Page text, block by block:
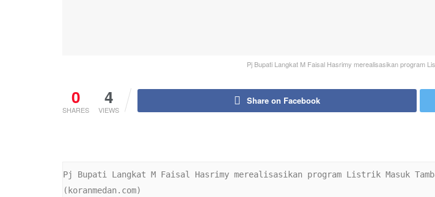
Pj Bupati Langkat M Faisal Hasrimy merealisasikan program
0
SHARES
4
VIEWS
Share on Facebook
Pj Bupati Langkat M Faisal Hasrimy merealisasikan program Listrik Masuk
(koranmedan.com)